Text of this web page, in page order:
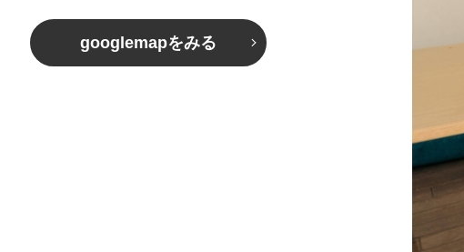
googlemapをみる